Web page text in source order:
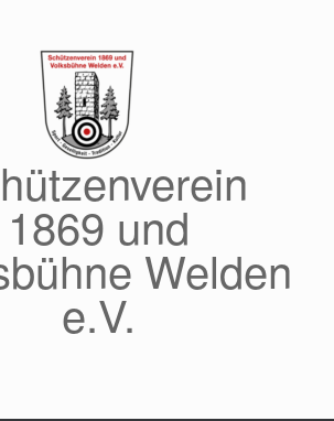
1869 und
Welden
e.V.